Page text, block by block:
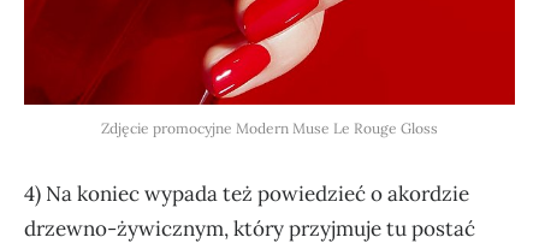
Zdjęcie promocyjne Modern Muse Le Rouge Gloss
4) Na koniec wypada też powiedzieć o akordzie
drzewno-żywicznym, który przyjmuje tu postać